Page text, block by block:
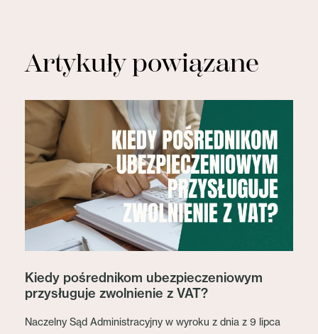
Artykuły powiązane
Kiedy pośrednikom ubezpieczeniowym
przysługuje zwolnienie z VAT?
Naczelny Sąd Administracyjny w wyroku z dnia z 9 lipca